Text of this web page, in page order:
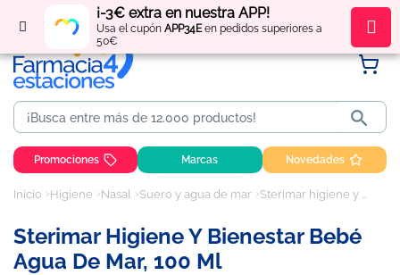
¡-3€ extra en nuestra APP!
Usa el cupón APP34Een pedidos superiores a
50€
Regístratey obténpuntos por tus compras

Promociones Marcas Novedades
Inicio Higiene Nasal Suero y agua de mar Sterimar higiene y bienestar bebé agua de mar, 100 ml
Sterimar Higiene Y Bienestar Bebé
Agua De Mar, 100 Ml